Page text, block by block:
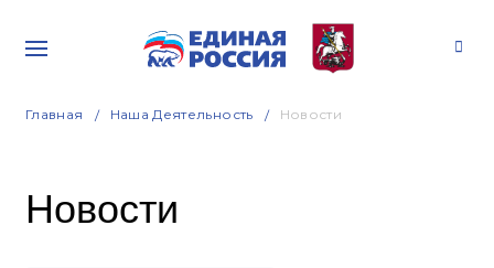
Главная Наша Деятельность Новости
Новости